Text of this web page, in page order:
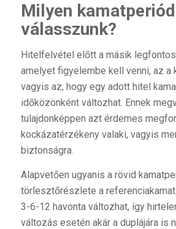
Milyen
válasszunk?
Hitelfelvétel előtt a másik
amelyet figyelembe kell venni, az a
vagyis az, hogy egy adott hitel
időközönként változhat. Ennek
tulajdonképpen azt érdemes
kockázatérzékeny valaki, vagyis
biztonságra.
Alapvetően ugyanis a rövid
törlesztőrészlete a
3-6-12 havonta változhat, így
változás esetén akár a duplájára is